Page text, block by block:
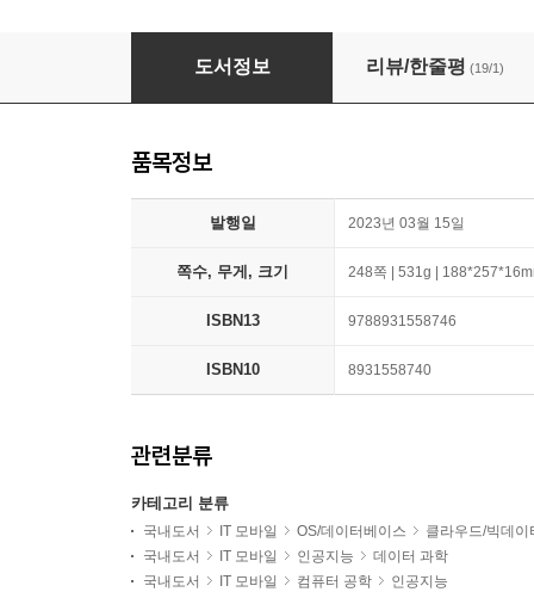
한눈에 보이는 데이터 과학과 AI 그림책
도서정보 리뷰/한줄평 (19/1)
품목정보
발행일 2023년 03월 15일
쪽수, 무게, 크기 248쪽 | 531g |
ISBN13 9788931558746
ISBN10 8931558740
관련분류
카테고리 분류
국내도서 IT 모바일 OS/데이터베이스
클라우드/빅데이
국내도서
IT 모바일 인공지능
데이터 과학
국내도서
IT 모바일 컴퓨터 공학
인공지능